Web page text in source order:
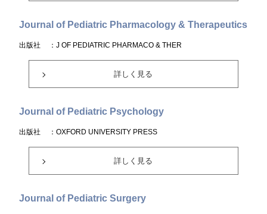
Journal of Pediatric Pharmacology & Therapeutics
出版社 ：J OF PEDIATRIC PHARMACO & THER
詳しく見る
Journal of Pediatric Psychology
出版社 ：OXFORD UNIVERSITY PRESS
詳しく見る
Journal of Pediatric Surgery